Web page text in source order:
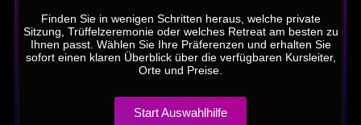
Finden Sie in wenigen Schritten heraus, welche private
Sitzung, Trüffelzeremonie oder welches Retreat am besten zu
Ihnen passt. Wählen Sie Ihre Präferenzen und erhalten Sie
sofort einen klaren Überblick über die verfügbaren Kursleiter,
Orte und Preise.
Start Auswahlhilfe